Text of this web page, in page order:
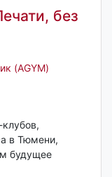
без
(AGYM)
в Тюмени,
будущее